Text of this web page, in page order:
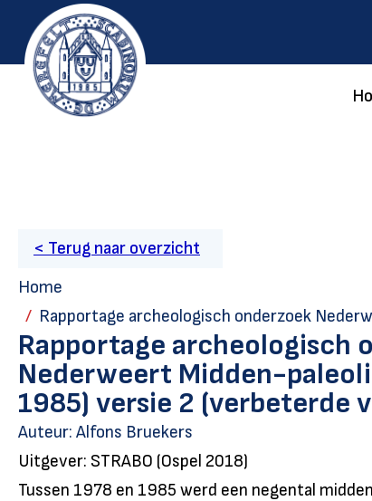
< Terug naar overzicht
Home
Rapportage archeologisch onderzoek Nederweert Midden-
Rapportage archeologisch
Nederweert Midden-
1985) versie 2 (verbeterde
Auteur: Alfons Bruekers
Uitgever: STRABO (Ospel 2018)
Tussen 1978 en 1985 werd een negental